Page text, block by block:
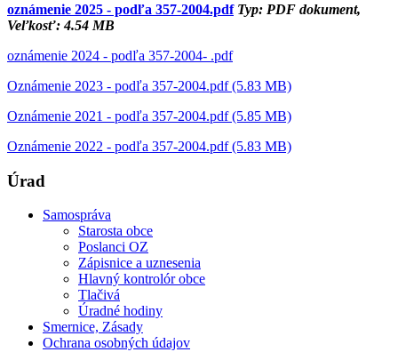
oznámenie 2025 - podľa 357-2004.pdfTyp: PDF dokument,
Veľkosť: 4.54 MB
oznámenie 2024 - podľa 357-2004- .pdf
Oznámenie 2023 - podľa 357-2004.pdf (5.83 MB)
Oznámenie 2021 - podľa 357-2004.pdf (5.85 MB)
Oznámenie 2022 - podľa 357-2004.pdf (5.83 MB)
Úrad
Samospráva
Starosta obce
Poslanci OZ
Zápisnice a uznesenia
Hlavný kontrolór obce
Tlačivá
Úradné hodiny
Smernice, Zásady
Ochrana osobných údajov